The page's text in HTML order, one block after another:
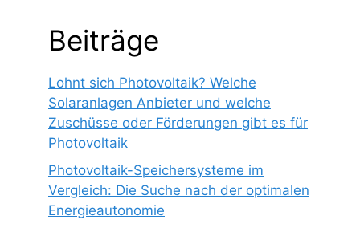
Beiträge
Lohnt sich Photovoltaik? Welche
Solaranlagen Anbieter und welche
Zuschüsse oder Förderungen gibt es für
Photovoltaik
Photovoltaik-Speichersysteme im
Vergleich: Die Suche nach der optimalen
Energieautonomie